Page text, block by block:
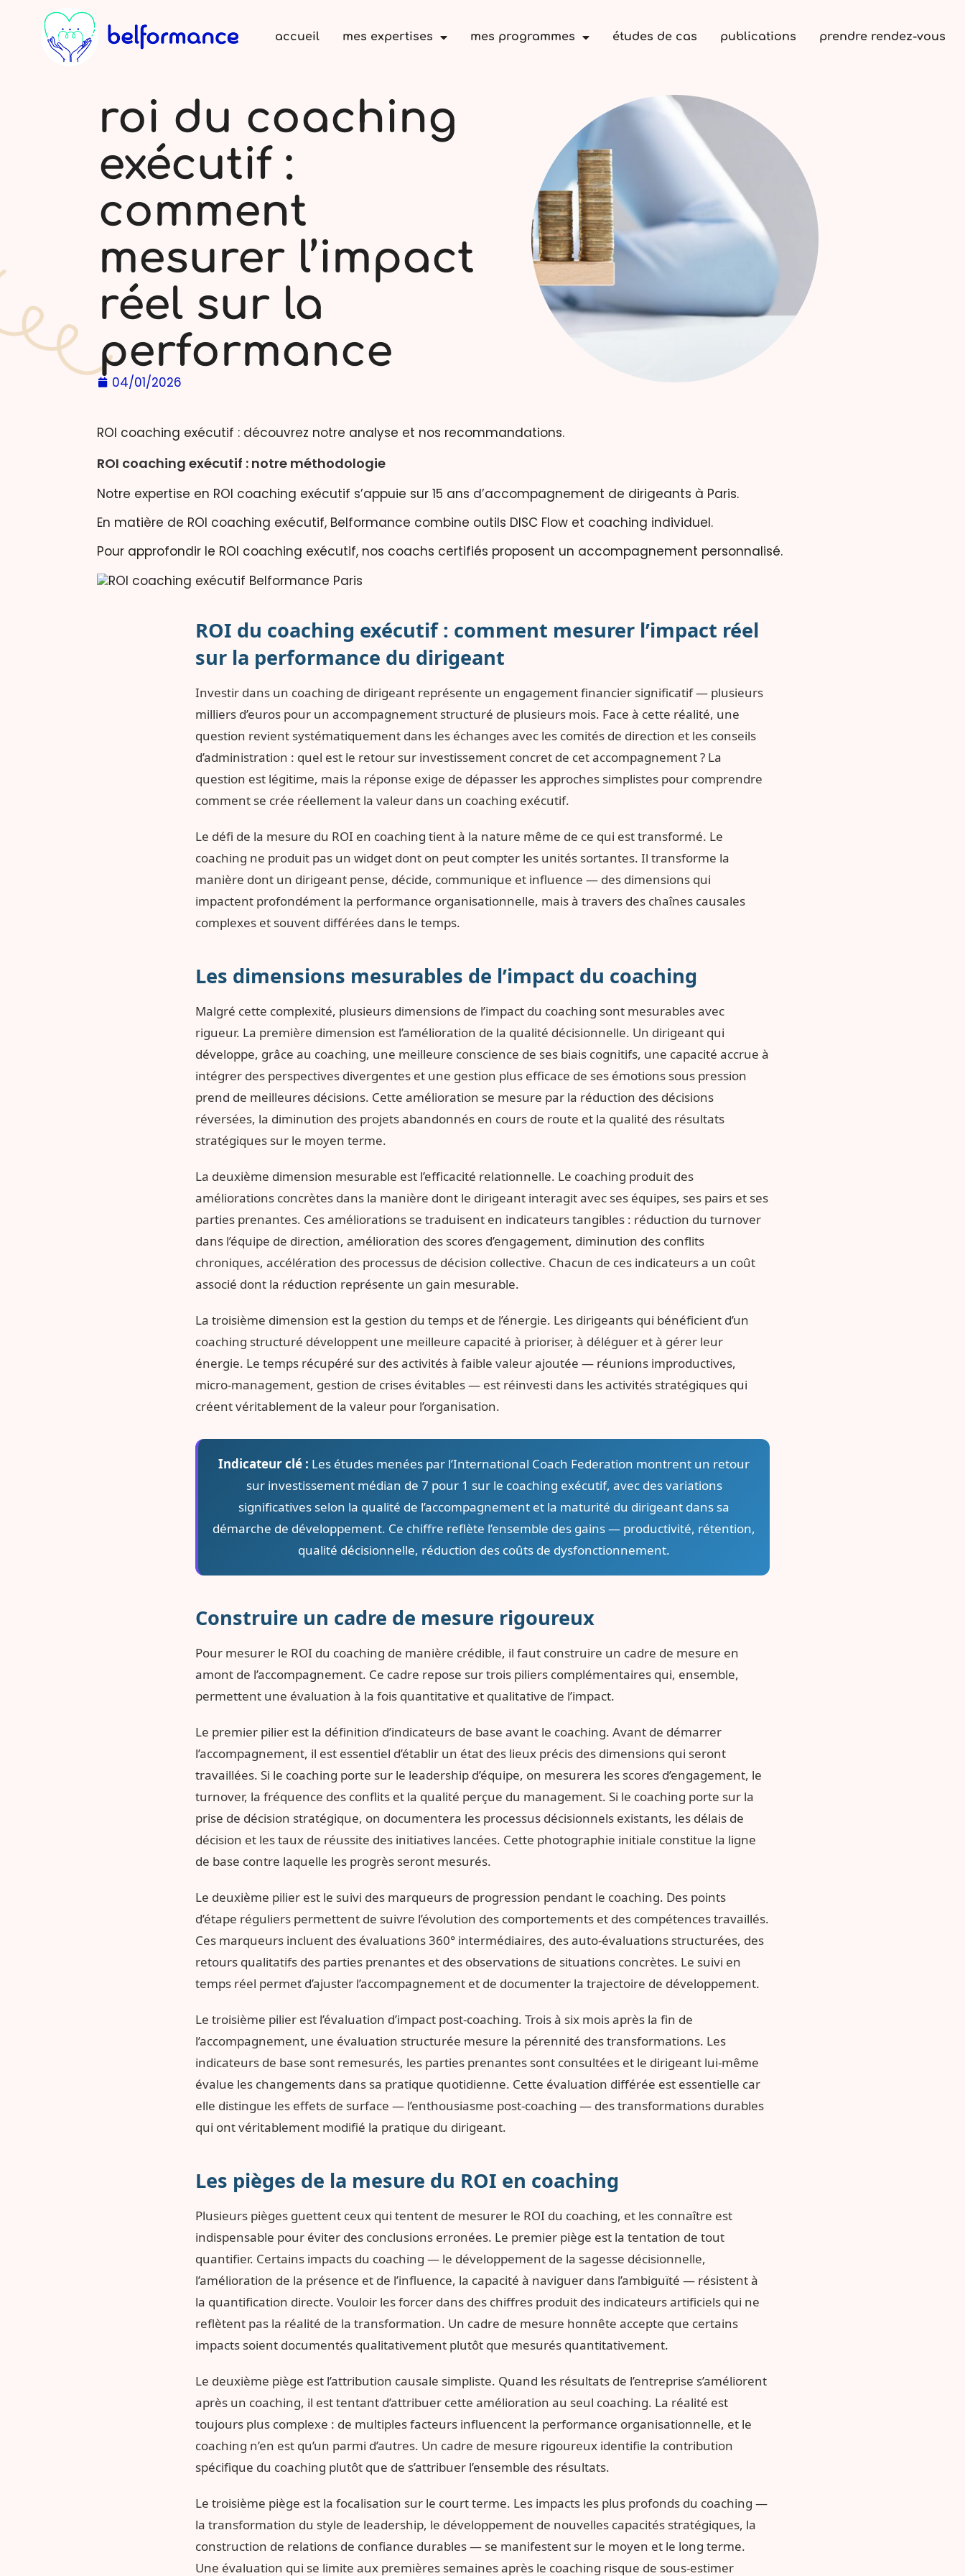
accueil mes expertises mes programmes études de cas publications prendre rendez-vous
roi du coaching
exécutif :
comment
mesurer l’impact
réel sur la
performance
04/01/2026
ROI coaching exécutif : découvrez notre analyse et nos recommandations.
ROI coaching exécutif : notre méthodologie
Notre expertise en ROI coaching exécutif s’appuie sur 15 ans d’accompagnement de dirigeants à Paris.
En matière de ROI coaching exécutif, Belformance combine outils DISC Flow et coaching individuel.
Pour approfondir le ROI coaching exécutif, nos coachs certifiés proposent un accompagnement personnalisé.
ROI du coaching exécutif : comment mesurer l’impact réel
sur la performance du dirigeant
Investir dans un coaching de dirigeant représente un engagement financier significatif — plusieurs
milliers d’euros pour un accompagnement structuré de plusieurs mois. Face à cette réalité, une
question revient systématiquement dans les échanges avec les comités de direction et les conseils
d’administration : quel est le retour sur investissement concret de cet accompagnement ? La
question est légitime, mais la réponse exige de dépasser les approches simplistes pour comprendre
comment se crée réellement la valeur dans un coaching exécutif.
Le défi de la mesure du ROI en coaching tient à la nature même de ce qui est transformé. Le
coaching ne produit pas un widget dont on peut compter les unités sortantes. Il transforme la
manière dont un dirigeant pense, décide, communique et influence — des dimensions qui
impactent profondément la performance organisationnelle, mais à travers des chaînes causales
complexes et souvent différées dans le temps.
Les dimensions mesurables de l’impact du coaching
Malgré cette complexité, plusieurs dimensions de l’impact du coaching sont mesurables avec
rigueur. La première dimension est l’amélioration de la qualité décisionnelle. Un dirigeant qui
développe, grâce au coaching, une meilleure conscience de ses biais cognitifs, une capacité accrue à
intégrer des perspectives divergentes et une gestion plus efficace de ses émotions sous pression
prend de meilleures décisions. Cette amélioration se mesure par la réduction des décisions
réversées, la diminution des projets abandonnés en cours de route et la qualité des résultats
stratégiques sur le moyen terme.
La deuxième dimension mesurable est l’efficacité relationnelle. Le coaching produit des
améliorations concrètes dans la manière dont le dirigeant interagit avec ses équipes, ses pairs et ses
parties prenantes. Ces améliorations se traduisent en indicateurs tangibles : réduction du turnover
dans l’équipe de direction, amélioration des scores d’engagement, diminution des conflits
chroniques, accélération des processus de décision collective. Chacun de ces indicateurs a un coût
associé dont la réduction représente un gain mesurable.
La troisième dimension est la gestion du temps et de l’énergie. Les dirigeants qui bénéficient d’un
coaching structuré développent une meilleure capacité à prioriser, à déléguer et à gérer leur
énergie. Le temps récupéré sur des activités à faible valeur ajoutée — réunions improductives,
micro-management, gestion de crises évitables — est réinvesti dans les activités stratégiques qui
créent véritablement de la valeur pour l’organisation.
Indicateur clé : Les études menées par l’International Coach Federation montrent un retour
sur investissement médian de 7 pour 1 sur le coaching exécutif, avec des variations
significatives selon la qualité de l’accompagnement et la maturité du dirigeant dans sa
démarche de développement. Ce chiffre reflète l’ensemble des gains — productivité, rétention,
qualité décisionnelle, réduction des coûts de dysfonctionnement.
Construire un cadre de mesure rigoureux
Pour mesurer le ROI du coaching de manière crédible, il faut construire un cadre de mesure en
amont de l’accompagnement. Ce cadre repose sur trois piliers complémentaires qui, ensemble,
permettent une évaluation à la fois quantitative et qualitative de l’impact.
Le premier pilier est la définition d’indicateurs de base avant le coaching. Avant de démarrer
l’accompagnement, il est essentiel d’établir un état des lieux précis des dimensions qui seront
travaillées. Si le coaching porte sur le leadership d’équipe, on mesurera les scores d’engagement, le
turnover, la fréquence des conflits et la qualité perçue du management. Si le coaching porte sur la
prise de décision stratégique, on documentera les processus décisionnels existants, les délais de
décision et les taux de réussite des initiatives lancées. Cette photographie initiale constitue la ligne
de base contre laquelle les progrès seront mesurés.
Le deuxième pilier est le suivi des marqueurs de progression pendant le coaching. Des points
d’étape réguliers permettent de suivre l’évolution des comportements et des compétences travaillés.
Ces marqueurs incluent des évaluations 360° intermédiaires, des auto-évaluations structurées, des
retours qualitatifs des parties prenantes et des observations de situations concrètes. Le suivi en
temps réel permet d’ajuster l’accompagnement et de documenter la trajectoire de développement.
Le troisième pilier est l’évaluation d’impact post-coaching. Trois à six mois après la fin de
l’accompagnement, une évaluation structurée mesure la pérennité des transformations. Les
indicateurs de base sont remesurés, les parties prenantes sont consultées et le dirigeant lui-même
évalue les changements dans sa pratique quotidienne. Cette évaluation différée est essentielle car
elle distingue les effets de surface — l’enthousiasme post-coaching — des transformations durables
qui ont véritablement modifié la pratique du dirigeant.
Les pièges de la mesure du ROI en coaching
Plusieurs pièges guettent ceux qui tentent de mesurer le ROI du coaching, et les connaître est
indispensable pour éviter des conclusions erronées. Le premier piège est la tentation de tout
quantifier. Certains impacts du coaching — le développement de la sagesse décisionnelle,
l’amélioration de la présence et de l’influence, la capacité à naviguer dans l’ambiguïté — résistent à
la quantification directe. Vouloir les forcer dans des chiffres produit des indicateurs artificiels qui ne
reflètent pas la réalité de la transformation. Un cadre de mesure honnête accepte que certains
impacts soient documentés qualitativement plutôt que mesurés quantitativement.
Le deuxième piège est l’attribution causale simpliste. Quand les résultats de l’entreprise s’améliorent
après un coaching, il est tentant d’attribuer cette amélioration au seul coaching. La réalité est
toujours plus complexe : de multiples facteurs influencent la performance organisationnelle, et le
coaching n’en est qu’un parmi d’autres. Un cadre de mesure rigoureux identifie la contribution
spécifique du coaching plutôt que de s’attribuer l’ensemble des résultats.
Le troisième piège est la focalisation sur le court terme. Les impacts les plus profonds du coaching —
la transformation du style de leadership, le développement de nouvelles capacités stratégiques, la
construction de relations de confiance durables — se manifestent sur le moyen et le long terme.
Une évaluation qui se limite aux premières semaines après le coaching risque de sous-estimer